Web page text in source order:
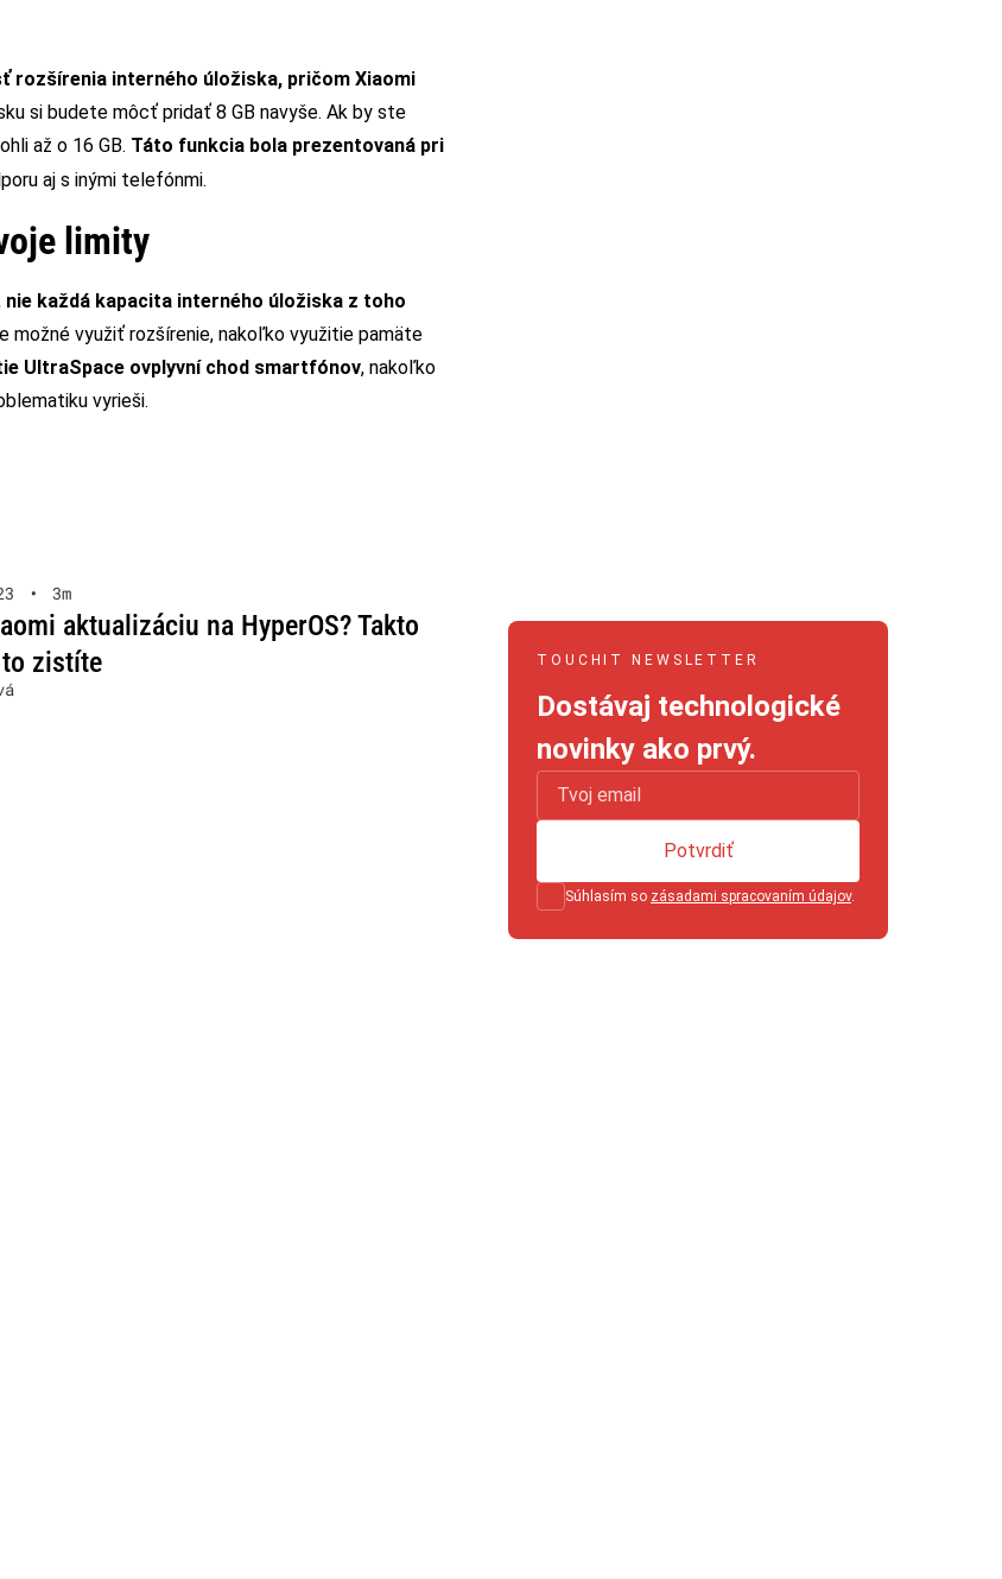
rozšírenia interného úložiska, pričom Xiaomi
si budete môcť pridať 8 GB navyše. Ak by ste
až o 16 GB. Táto funkcia bola prezentovaná pri
aj s inými telefónmi.
limity
nie každá kapacita interného úložiska z toho
možné využiť rozšírenie, nakoľko využitie pamäte
UltraSpace ovplyvní chod smartfónov, nakoľko
vyrieši.
• 3m
aktualizáciu na HyperOS? Takto
zistíte
TOUCHIT NEWSLETTER
Dostávaj technologické
novinky ako prvý.
Súhlasím so zásadami spracovaním údajov.
Potvrdiť